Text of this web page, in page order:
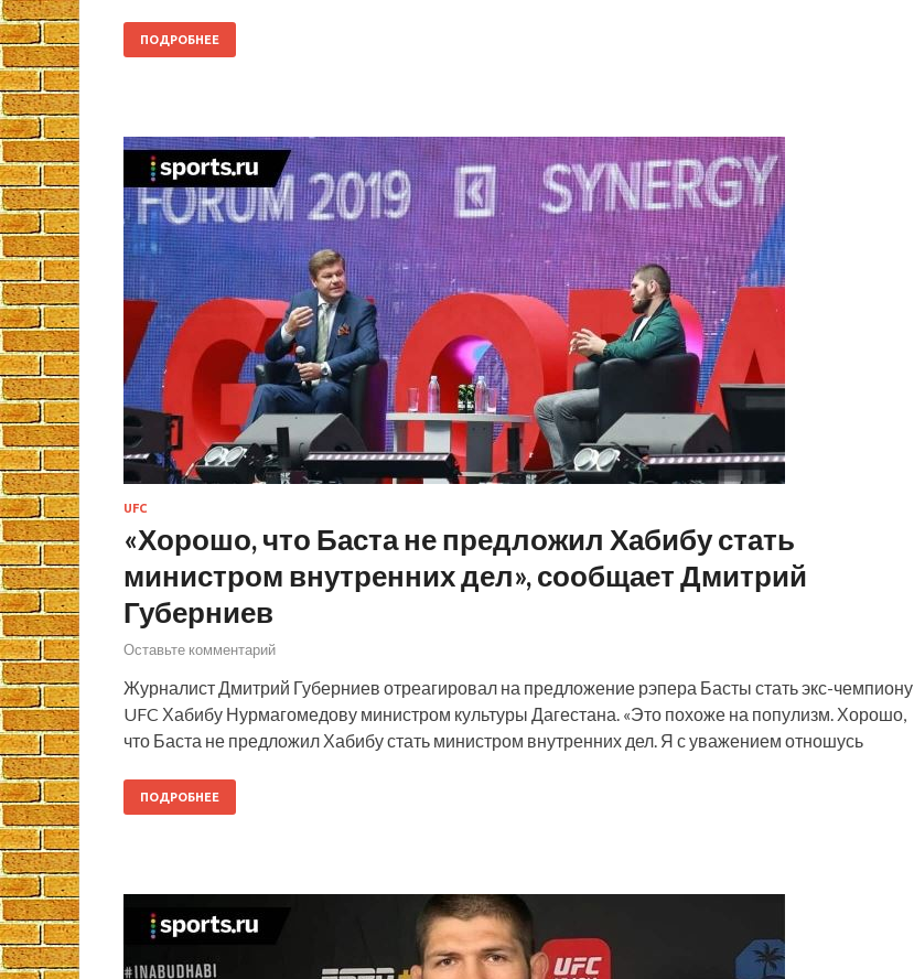
ПОДРОБНЕЕ
UFC
«Хорошо, что Баста не предложил Хабибу стать
министром внутренних дел», сообщает Дмитрий
Губерниев
Оставьте комментарий
Журналист Дмитрий Губерниев отреагировал на предложение рэпера Басты стать экс-чемпиону
UFC Хабибу Нурмагомедову министром культуры Дагестана. «Это похоже на популизм. Хорошо,
что Баста не предложил Хабибу стать министром внутренних дел. Я с уважением отношусь
ПОДРОБНЕЕ